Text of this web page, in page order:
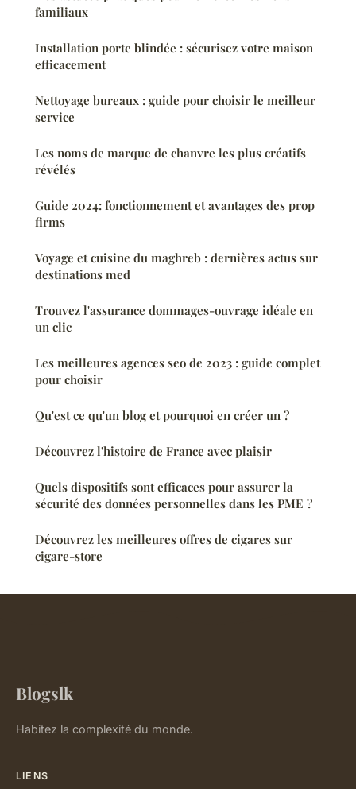
familiaux
Installation porte blindée : sécurisez votre maison
efficacement
Nettoyage bureaux : guide pour choisir le meilleur
service
Les noms de marque de chanvre les plus créatifs
révélés
Guide 2024: fonctionnement et avantages des prop
firms
Voyage et cuisine du maghreb : dernières actus sur
destinations med
Trouvez l'assurance dommages-ouvrage idéale en
un clic
Les meilleures agences seo de 2023 : guide complet
pour choisir
Qu'est ce qu'un blog et pourquoi en créer un ?
Découvrez l'histoire de France avec plaisir
Quels dispositifs sont efficaces pour assurer la
sécurité des données personnelles dans les PME ?
Découvrez les meilleures offres de cigares sur
cigare-store
Blogslk
Habitez la complexité du monde.
LIENS